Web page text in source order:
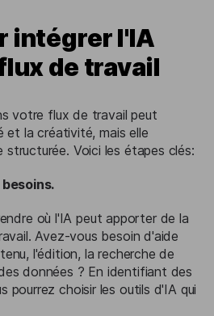
intégrer l'IA
de travail
votre flux de travail peut
et la créativité, mais elle
structurée. Voici les étapes clés:
où l'IA peut apporter de la
Avez-vous besoin d'aide
l'édition, la recherche de
données ? En identifiant des
pourrez choisir les outils d'IA qui